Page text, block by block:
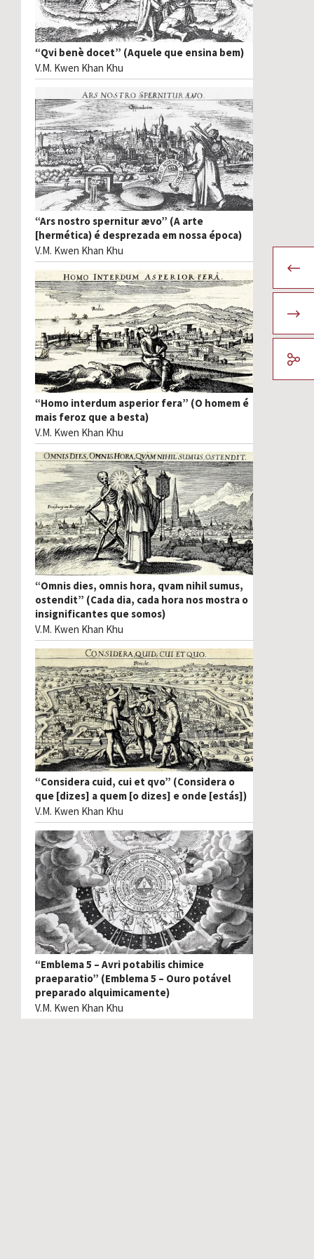
“Qvi benè docet” (Aquele que ensina bem)
V.M. Kwen Khan Khu
“Ars nostro spernitur ævo” (A arte
[hermética) é desprezada em nossa época)
V.M. Kwen Khan Khu
“Homo interdum asperior fera” (O homem é
mais feroz que a besta)
V.M. Kwen Khan Khu
“Omnis dies, omnis hora, qvam nihil sumus,
ostendit” (Cada dia, cada hora nos mostra o
insignificantes que somos)
V.M. Kwen Khan Khu
“Considera cuid, cui et qvo” (Considera o
que [dizes] a quem [o dizes] e onde [estás])
V.M. Kwen Khan Khu
“Emblema 5 – Avri potabilis chimice
praeparatio” (Emblema 5 – Ouro potável
preparado alquimicamente)
V.M. Kwen Khan Khu